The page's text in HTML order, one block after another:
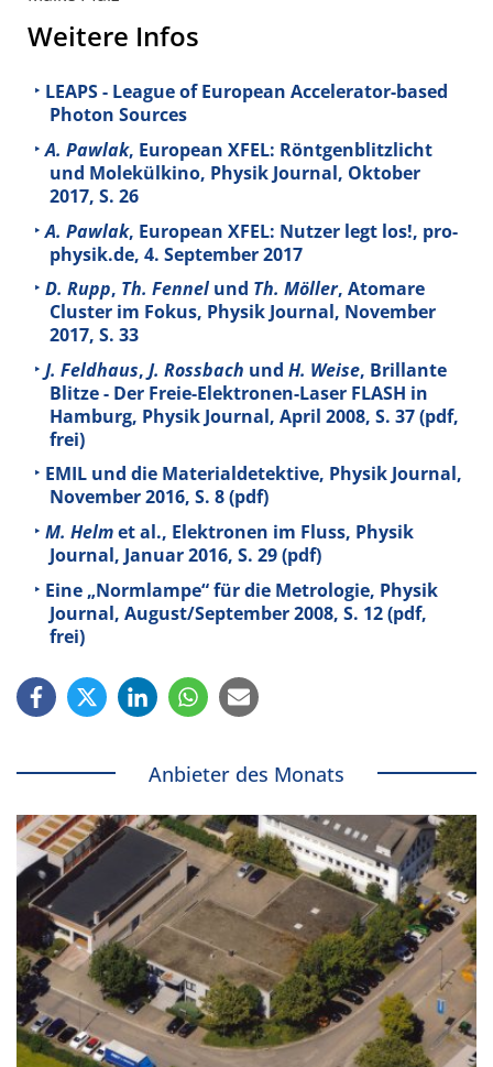
Weitere Infos
LEAPS - League of European Accelerator-based
Photon Sources
A. Pawlak, European XFEL: Röntgenblitzlicht
und Molekülkino, Physik Journal, Oktober
2017, S. 26
A. Pawlak, European XFEL: Nutzer legt los!, pro-
physik.de, 4. September 2017
D. Rupp, Th. Fennelund Th. Möller, Atomare
Cluster im Fokus, Physik Journal, November
2017, S. 33
J. Feldhaus, J. Rossbach und H. Weise, Brillante
Blitze - Der Freie-Elektronen-Laser FLASH in
Hamburg, Physik Journal, April 2008, S. 37 (pdf,
frei)
EMIL und die Materialdetektive, Physik Journal,
November 2016, S. 8 (pdf)
M. Helmet al., Elektronen im Fluss, Physik
Journal, Januar 2016, S. 29 (pdf)
Eine „Normlampe“ für die Metrologie, Physik
Journal, August/September 2008, S. 12 (pdf,
frei)
Anbieter des Monats